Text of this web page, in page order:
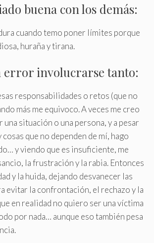
buena con los demás:
cuando temo poner límites porque
huraña y tirana.
error involucrarse tanto:
responsabilidades o retos (que no
más me equivoco. A veces me creo
una situación o una persona, y a pesar
cosas que no dependen de mí, hago
y viendo que es insuficiente, me
la frustración y la rabia. Entonces
y la huida, dejando desvanecer las
evitar la confrontación, el rechazo y la
en realidad no quiero ser una víctima
por nada… aunque eso también pesa